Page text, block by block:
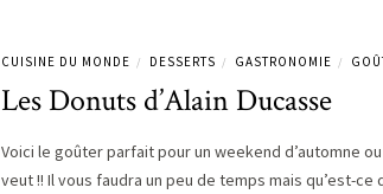
CUISINE DU MONDE / DESSERTS / GASTRONOMIE /
Les Donuts d’Alain Ducasse
Voici le goûter parfait pour un weekend d’automne
veut !! Il vous faudra un peu de temps mais qu’est-ce